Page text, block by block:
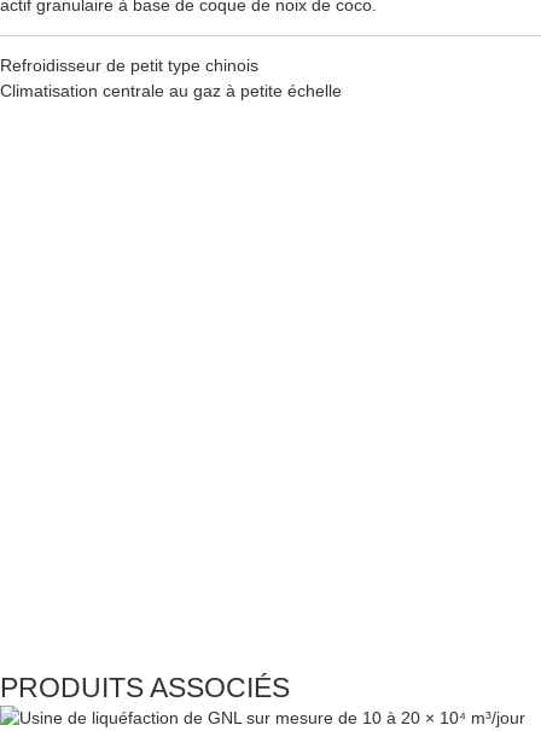
actif granulaire à base de coque de noix de coco.
Refroidisseur de petit type chinois
Climatisation centrale au gaz à petite échelle
PRODUITS ASSOCIÉS